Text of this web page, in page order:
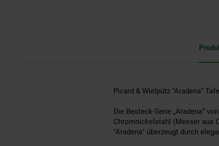
Picard & Wielpütz "Aradena"
Die Besteck-Serie „Aradena“
Chromnickelstahl (Messer aus
"Aradena" überzeugt durch